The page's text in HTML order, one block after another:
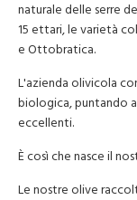
naturale delle serre
15 ettari, le varietà
e Ottobratica.
L'azienda olivicola
biologica, puntando
eccellenti.
È così che nasce il
Le nostre olive